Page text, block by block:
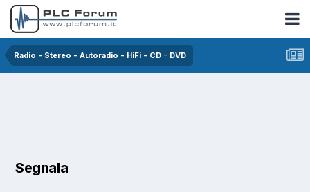
Radio - Stereo - Autoradio - HiFi - CD - DVD
Segnala